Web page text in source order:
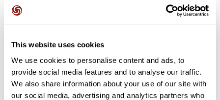
This website uses cookies
We use cookies to personalise content and ads, to
provide social media features and to analyse our traffic.
We also share information about your use of our site with
our social media, advertising and analytics partners who
Este recorrido aún no contiene opiniones. ¿Ya lo has
completado? ¡Deja la primera opinión!
Añadir una opinión